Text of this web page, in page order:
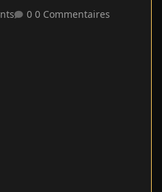
0 Commentaires